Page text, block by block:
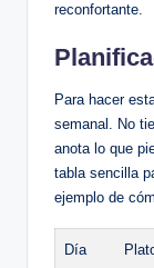
reconfortante.
Para hacer
semanal. No
anota lo que
tabla sencilla
ejemplo de
Día